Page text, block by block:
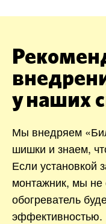
у наших
Мы внедряем
шишки и знаем,
Если установкой
монтажник, мы не
обогреватель
эффективностью.